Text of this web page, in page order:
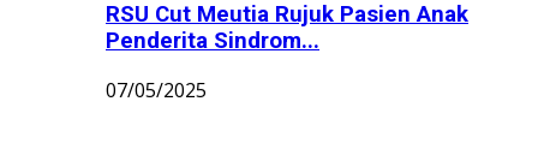
RSU Cut Meutia Rujuk Pasien Anak
Penderita Sindrom...
07/05/2025